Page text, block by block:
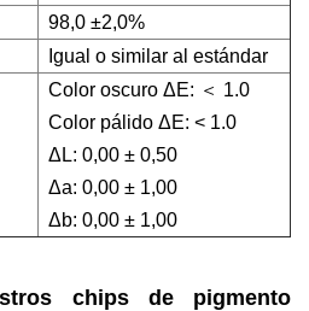
98,0 ±2,0%
Igual o similar al estándar
Color oscuro ΔE: ＜ 1.0
Color pálido ΔE: < 1.0
ΔL: 0,00 ± 0,50
Δa: 0,00 ± 1,00
Δb: 0,00 ± 1,00
chips de pigmento